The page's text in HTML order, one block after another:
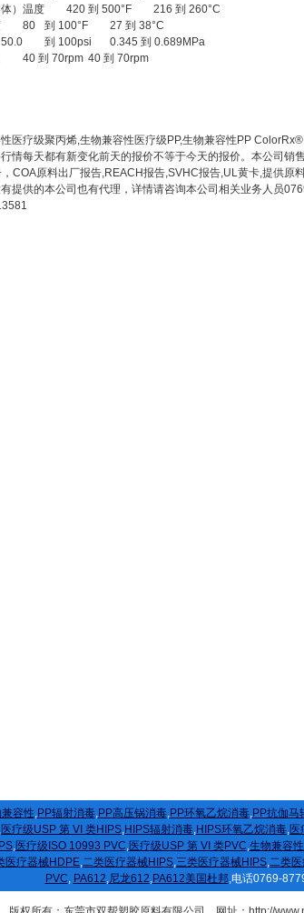
）温度
420 到 500°F
216 到 260°C
80 到 100°F
27 到 38°C
50.0 到 100psi
0.345 到 0.689MPa
40 到 70rpm 40 到 70rpm
医疗级聚丙烯,生物兼容性医疗级PP,生物兼容性PP
情每天都有新变化前天的报价不等于今天的报价。本公司销
COA原料出厂报告,REACH报告,SVHC报告,UL黄卡,提供原
提供的本公司也有代理，详情请咨询本公司相关业务人
容性,PP辐射消毒,PP高压锅消毒,PP环氧乙烷消毒,PP抗伽马
,医疗级USP 第 VI 类HIPS,HIPS辐射消毒,HIPS环氧乙烷消毒,医
,医疗级ISO 10993 PVC,医疗级USP 第 VI 类PVC,生物兼容
医疗器械HDPE,二类医疗器械HIPS,三类医疗器械HIPS,二类
PVC, PA612,尼龙612,PA612美国杜邦,电话0769-